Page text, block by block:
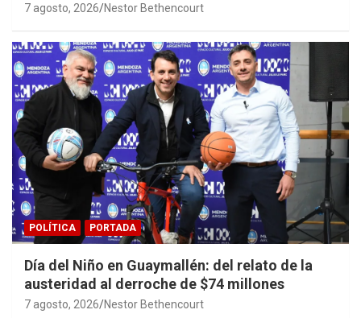
7 agosto, 2026 Nestor Bethencourt
POLÍTICA PORTADA
Día del Niño en Guaymallén: del relato de la
austeridad al derroche de $74 millones
7 agosto, 2026 Nestor Bethencourt